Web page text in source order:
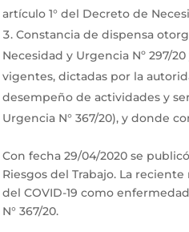
artículo 1° del Decreto de
Constancia de dispensa
Necesidad y Urgencia Nº 297/
vigentes, dictadas por la
desempeño de actividades y
Urgencia N° 367/20), y donde
Con fecha 29/04/2020 se
Riesgos del Trabajo. La
del COVID-19 como
N° 367/20.